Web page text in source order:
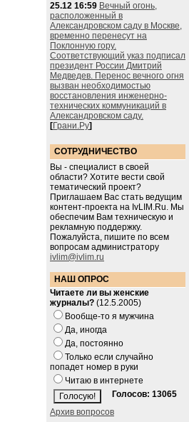
25.12 16:59 Вечный огонь,
расположенный в
Александровском саду в Москве,
временно перенесут на
Поклонную гору.
Соответствующий указ подписал
президент России Дмитрий
Медведев. Перенос вечного огня
вызван необходимостью
восстановления инженерно-
технических коммуникаций в
Александровском саду.
[Грани.Ру]
СОТРУДНИЧЕСТВО
Вы - специалист в своей
области? Хотите вести свой
тематический проект?
Приглашаем Вас стать ведущим
контент-проекта на IvLIM.Ru. Мы
обеспечим Вам техническую и
рекламную поддержку.
Пожалуйста, пишите по всем
вопросам администратору
ivlim@ivlim.ru
НАШ ОПРОС
Читаете ли вы женские
журналы? (12.5.2005)
Вообще-то я мужчина
Да, иногда
Да, постоянно
Только если случайно
попадет номер в руки
Читаю в интернете
Голосов: 13065
Архив вопросов